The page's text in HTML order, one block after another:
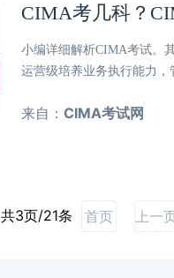
CIMA考几科？
小编详细解析CIMA考试。
运营级培养业务执行能力
来自： CIMA考试网
共3页/21条 首页 上一